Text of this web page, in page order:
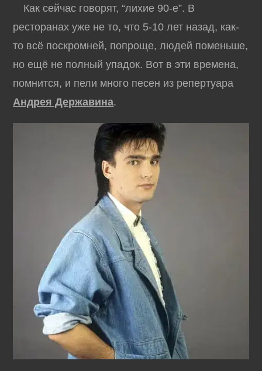
Как сейчас говорят, “лихие 90-е”. В
ресторанах уже не то, что 5-10 лет назад, как-
то всё поскромней, попроще, людей поменьше,
но ещё не полный упадок. Вот в эти времена,
помнится, и пели много песен из репертуара
Андрея Державина.